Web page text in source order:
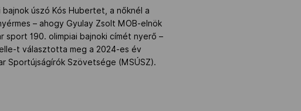
bajnok úszó Kós Hubertet, a nőknél a
– ahogy Gyulay Zsolt MOB-elnök
sport 190. olimpiai bajnoki címét nyerő –
t választotta meg a 2024-es év
Sportújságírók Szövetsége (MSÚSZ).